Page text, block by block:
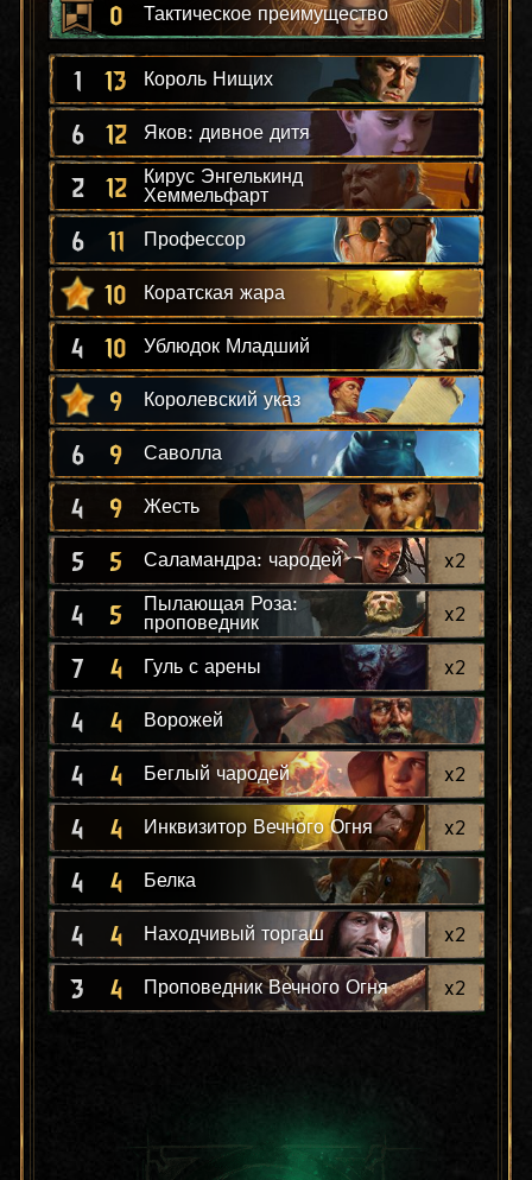
0 Тактическое преимущество
1 13 Король Нищих
6 12 Яков: дивное дитя
2 12
Кирус Энгелькинд
Хеммельфарт
6 11 Профессор
10 Коратская жара
4 10 Ублюдок Младший
9 Королевский указ
6 9 Саволла
4 9 Жесть
5 5 Саламандра: чародей x2
4 5
Пылающая Роза:
проповедник
x2
7 4 Гуль с арены x2
4 4 Ворожей
4 4 Беглый чародей x2
4 4 Инквизитор Вечного Огня x2
4 4 Белка
4 4 Находчивый торгаш x2
3 4 Проповедник Вечного Огня x2